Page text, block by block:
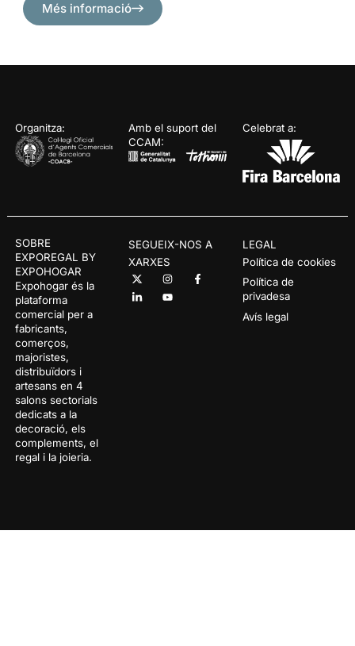
Més informació
Organitza:
Amb el suport del
CCAM:
Celebrat a:
SOBRE
EXPOREGAL BY
EXPOHOGAR
Expohogar és la
plataforma
comercial per a
fabricants,
comerços,
majoristes,
distribuïdors i
artesans en 4
salons sectorials
dedicats a la
decoració, els
complements, el
regal i la joieria.
SEGUEIX-NOS A
XARXES
LEGAL
Política de cookies
Política de
privadesa
Avís legal